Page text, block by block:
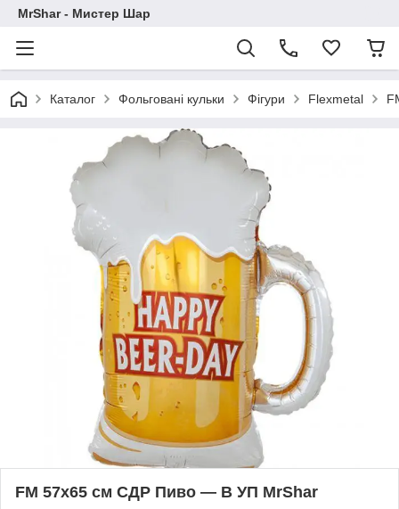
MrShar - Мистер Шар
Каталог Фольговані кульки Фігури Flexmetal
FМ 57х65 см СДР Пиво — В УП MrShar